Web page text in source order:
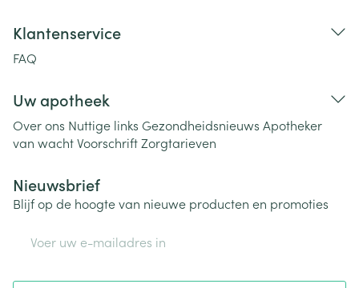
Klantenservice
FAQ
Uw apotheek
Over ons Nuttige links Gezondheidsnieuws Apotheker
van wachtVoorschriftZorgtarieven
Nieuwsbrief
Blijf op de hoogte van nieuwe producten en promoties